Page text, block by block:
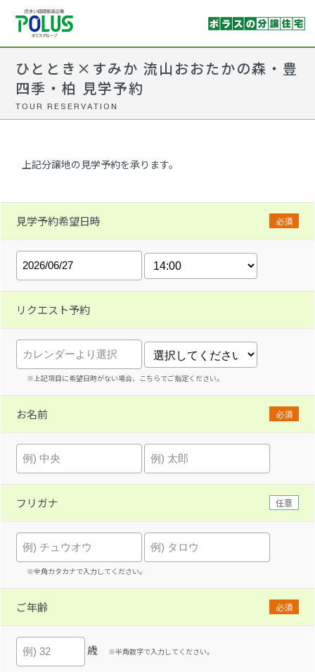
ひととき×すみか 流山おおたかの森・豊
四季・柏 見学予約
TOUR RESERVATION
上記分譲地の見学予約を承ります。
見学予約希望日時 必須
リクエスト予約
※上記項目に希望日時がない場合、こちらでご指定ください。
お名前 必須
フリガナ 任意
※全角カタカナで入力してください。
ご年齢 必須
歳 ※半角数字で入力してください。